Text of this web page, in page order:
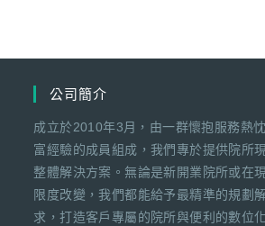
公司簡介
成立於2010年3月，由一群懷抱服務熱
富經驗的成員組成，我們專於提供院所
整體解決方案。無論是新開業院所或在
限度改變，我們都能給予最精準的規劃
求，打造客戶專屬的院所與便利的數位